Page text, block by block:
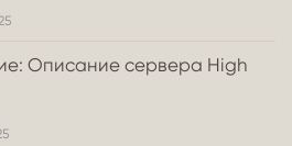
Описание сервера High